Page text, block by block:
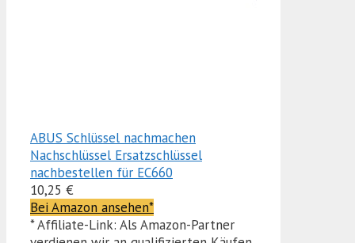
ABUS Schlüssel nachmachen
Nachschlüssel Ersatzschlüssel
nachbestellen für EC660
10,25 €
Bei Amazon ansehen*
* Affiliate-Link: Als Amazon-Partner